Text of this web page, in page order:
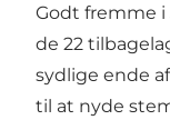
Godt fremme i
de 22
sydlige ende
til at nyde